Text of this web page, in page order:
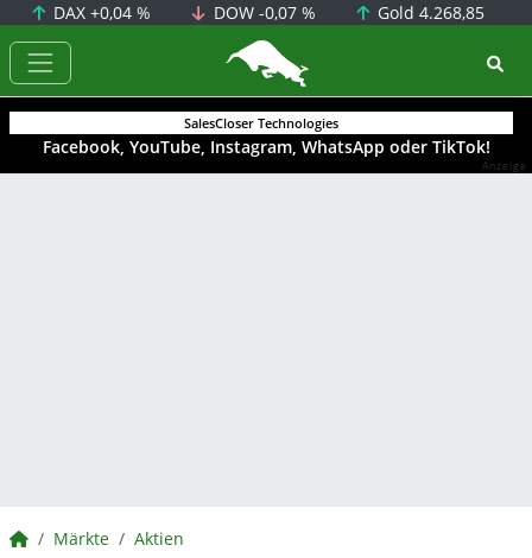
DAX+0,04 % DOW -0,07 % Gold4.268,85
BörsenNEWS.de
SalesCloser Technologies
Facebook, YouTube, Instagram, WhatsApp oder TikTok!
Anzeige
BörsenNEWS.de
Märkte Aktien